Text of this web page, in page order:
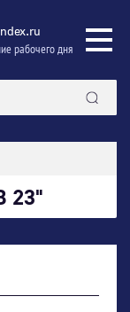
рабочего дня
23"